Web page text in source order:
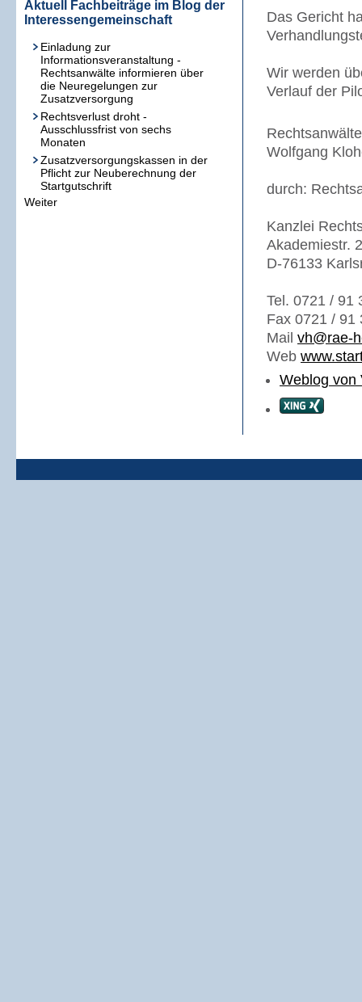
Aktuell Fachbeiträge im Blog der
Interessengemeinschaft
Einladung zur
Informationsveranstaltung -
Rechtsanwälte informieren über
die Neuregelungen zur
Zusatzversorgung
Rechtsverlust droht -
Ausschlussfrist von sechs
Monaten
Zusatzversorgungskassen in der
Pflicht zur Neuberechnung der
Startgutschrift
Weiter
Das Gericht
Wir werden
Verlauf der
Wolfgang
durch:
Kanzlei
Akademiestr.
D-76133
Tel. 0721 / 91
Fax 0721 / 91
Mail vh@rae-
Web
Weblog von